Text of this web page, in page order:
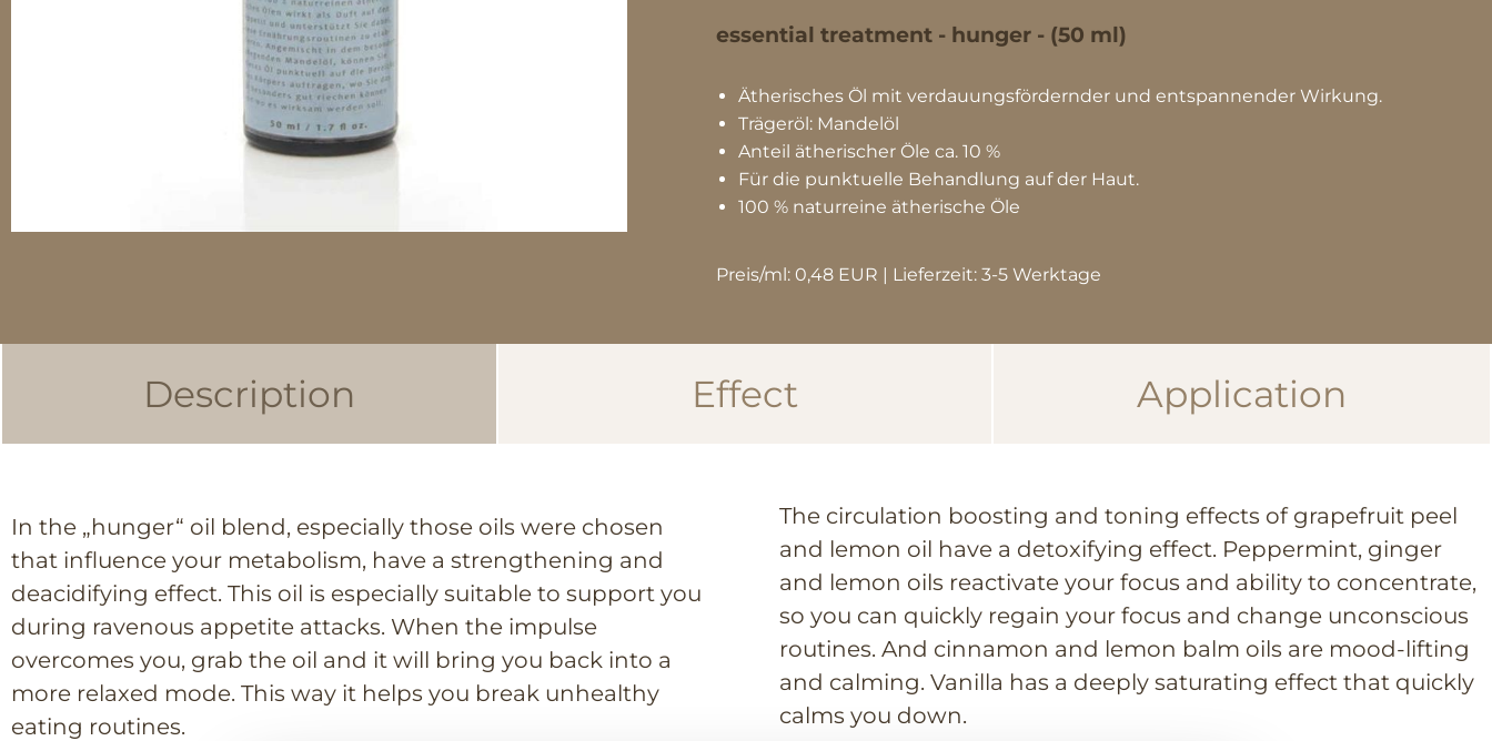
essential treatment - hunger - (50 ml)
Ätherisches Öl mit verdauungsfördernder und entspannender Wirkung.
Trägeröl: Mandelöl
Anteil ätherischer Öle ca. 10 %
Für die punktuelle Behandlung auf der Haut.
100 % naturreine ätherische Öle
Preis/ml: 0,48 EUR | Lieferzeit: 3-5 Werktage
Description Effect Application
In the „hunger“ oil blend, especially those oils were chosen
that influence your metabolism, have a strengthening and
deacidifying effect. This oil is especially suitable to support you
during ravenous appetite attacks. When the impulse
overcomes you, grab the oil and it will bring you back into a
more relaxed mode. This way it helps you break unhealthy
eating routines.
The circulation boosting and toning effects of grapefruit peel
and lemon oil have a detoxifying effect. Peppermint, ginger
and lemon oils reactivate your focus and ability to concentrate,
so you can quickly regain your focus and change unconscious
routines. And cinnamon and lemon balm oils are mood-lifting
and calming. Vanilla has a deeply saturating effect that quickly
calms you down.